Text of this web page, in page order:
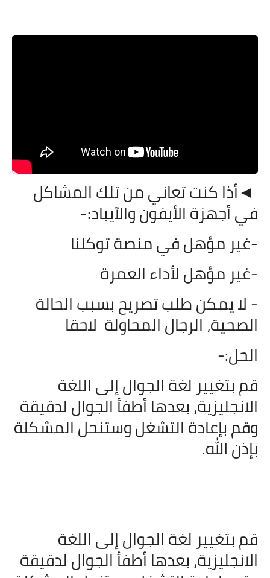
◄أذا كنت تعاني من تلك المشاكل
في أجهزة الأيفون والآيباد:-
-غير مؤهل في منصة توكلنا
-غير مؤهل لأداء العمرة
- لا يمكن طلب تصريح بسبب الحالة
الصحية، الرجال المحاولة لاحقا
الحل:-
قم بتغيير لغة الجوال إلى اللغة
الانجليزية، بعدها أطفأ الجوال لدقيقة
وقم بإعادة التشغل وستنحل المشكلة
بإذن الله.
قم بتغيير لغة الجوال إلى اللغة
الانجليزية، بعدها أطفأ الجوال لدقيقة